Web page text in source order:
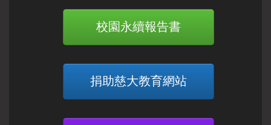
校園永續報告書
捐助慈大教育網站